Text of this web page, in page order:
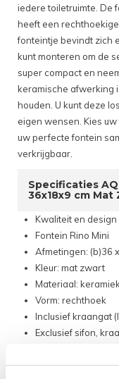
iedere toiletruimte. De
heeft een
fonteintje bevindt zich
kunt monteren om de
super compact en
keramische afwerking
houden. U kunt deze
eigen wensen. Kies
uw perfecte fontein
verkrijgbaar.
Specificaties
36x18x9 cm Mat
Kwaliteit en design
Fontein Rino Mini
Afmetingen: (b)36
Kleur: mat zwart
Materiaal: keramiek
Vorm: rechthoek
Inclusief kraangat
Exclusief sifon,